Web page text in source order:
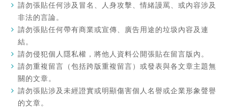
請勿張貼任何涉及冒名、人身攻擊、情緒謾罵、或內容涉及
非法的言論。
請勿張貼任何帶有商業或宣傳、廣告用途的垃圾內容及連
結。
請勿侵犯個人隱私權，將他人資料公開張貼在留言版內。
請勿重複留言（包括跨版重複留言）或發表與各文章主題無
關的文章。
請勿張貼涉及未經證實或明顯傷害個人名譽或企業形象聲譽
的文章。